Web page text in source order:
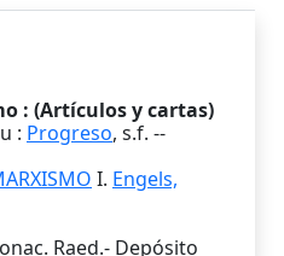
: (Artículos y cartas)
: Progreso, s.f. --
I. Engels,
Raed.- Depósito